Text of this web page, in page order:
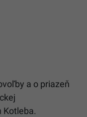
a o priazeň
Kotleba.